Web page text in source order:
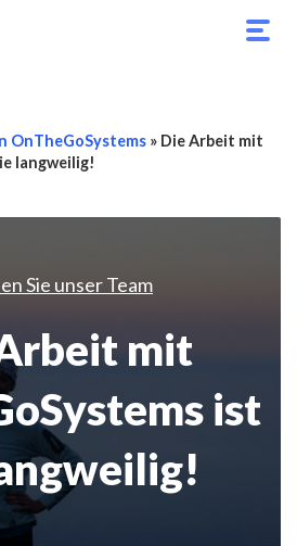
OnTheGoSystems » Die Arbeit mit
langweilig!
Sie unser Team
mit
ist